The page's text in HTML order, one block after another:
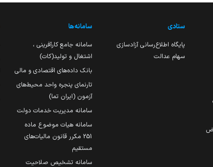
ستادی
پایگاه اطلاع‌رسانی آزادسازی
سهام عدالت
سامانه‌ها
سامانه جامع کارآفرینی ،
اشتغال و تولید(کات)
بانک داده‌های اقتصادی و مالی
تارنمای پنجره واحد محیط‌های
آزمون (ایران تما)
سامانه مدیریت خدمات دولت
سامانه هیات موضوع ماده
251 مکرر قانون مالیات‌های
مستقیم
سامانه تشخیص صلاحیت